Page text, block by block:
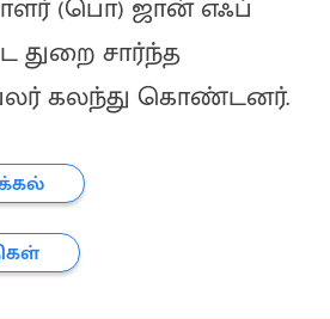
(பொ) ஜான் எஃப்
துறை சார்ந்த
கலந்து கொண்டனர்.